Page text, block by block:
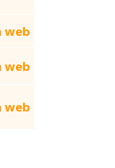
web
web
web